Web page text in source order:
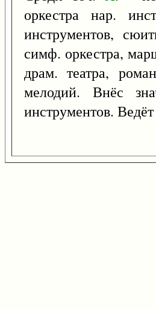
оркестра нар.
инструментов,
симф. оркестра,
драм. театра,
мелодий. Внёс
инструментов.